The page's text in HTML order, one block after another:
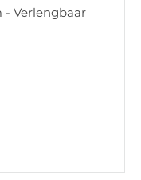
- Verlengbaar